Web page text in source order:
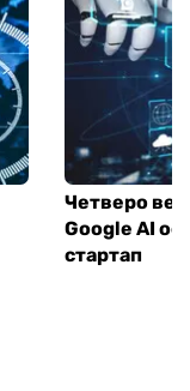
Четверо
Google AI
стартап